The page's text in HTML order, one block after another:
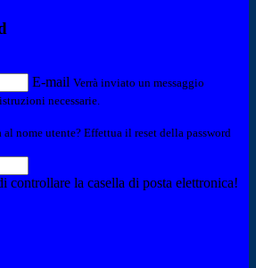
E-mail Verrà inviato un messaggio
necessarie.
nome utente? Effettua il reset della password
controllare la casella di posta elettronica!